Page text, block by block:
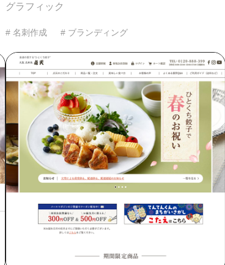
グラフィック
# 名刺作成 # ブランディング